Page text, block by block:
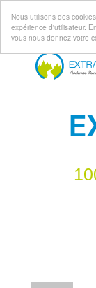
Nous utilisons des
expérience d'utilisateur.
vous nous donnez votre
Overslaan